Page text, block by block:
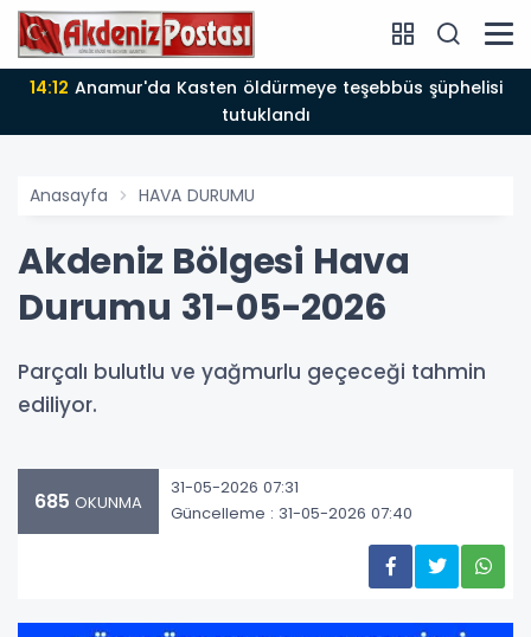
14:12
tutuklandı
Anasayfa HAVA DURUMU
Akdeniz Bölgesi Hava
Durumu 31-05-2026
Parçalı bulutlu ve yağmurlu geçeceği tahmin
ediliyor.
685 OKUNMA
31-05-2026 07:31
Güncelleme : 31-05-2026 07:40